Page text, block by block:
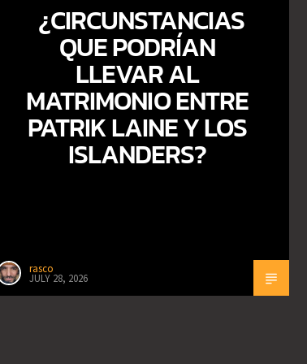
¿CIRCUNSTANCIAS
QUE PODRÍAN
LLEVAR AL
MATRIMONIO ENTRE
PATRIK LAINE Y LOS
ISLANDERS?
rasco
JULY 28, 2026